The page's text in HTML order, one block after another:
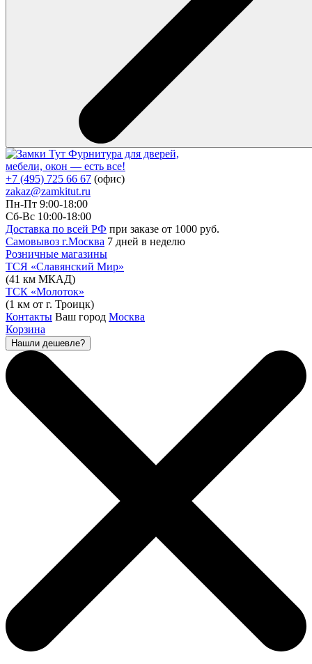
Фурнитура для дверей,
мебели, окон — есть все!
+7 (495) 725 66 67 (офис)
zakaz@zamkitut.ru
Пн-Пт 9:00-18:00
Сб-Вс 10:00-18:00
Доставка по всей РФ при заказе от 1000 руб.
Самовывоз г.Москва 7 дней в неделю
Розничные магазины
ТСЯ «Славянский Мир»
(41 км МКАД)
ТСК «Молоток»
(1 км от г. Троицк)
Контакты Ваш город Москва
Корзина
Нашли дешевле?